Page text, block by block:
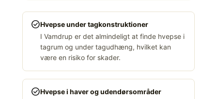
check_circleHvepse under tagkonstruktioner
I Vamdrup er det almindeligt at finde hvepse i
tagrum og under tagudhæng, hvilket kan
være en risiko for skader.
check_circleHvepse i haver og udendørsområder